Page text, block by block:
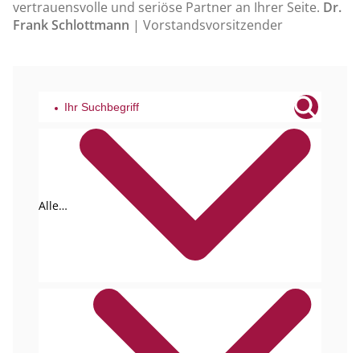
vertrauensvolle und seriöse Partner an Ihrer Seite. Dr.
Frank Schlottmann | Vorstandsvorsitzender
Alle